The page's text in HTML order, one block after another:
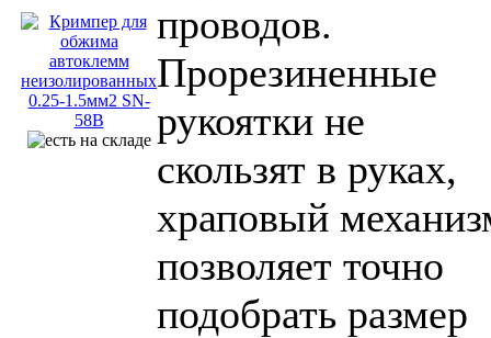
проводов.
Прорезиненные
рукоятки не
скользят в руках,
храповый
позволяет точно
подобрать размер